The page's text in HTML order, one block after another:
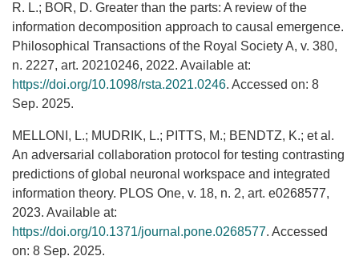
R. L.; BOR, D. Greater than the parts: A review of the
information decomposition approach to causal emergence.
Philosophical Transactions of the Royal Society A, v. 380,
n. 2227, art. 20210246, 2022. Available at:
https://doi.org/10.1098/rsta.2021.0246. Accessed on: 8
Sep. 2025.
MELLONI, L.; MUDRIK, L.; PITTS, M.; BENDTZ, K.; et al.
An adversarial collaboration protocol for testing contrasting
predictions of global neuronal workspace and integrated
information theory. PLOS One, v. 18, n. 2, art. e0268577,
2023. Available at:
https://doi.org/10.1371/journal.pone.0268577. Accessed
on: 8 Sep. 2025.